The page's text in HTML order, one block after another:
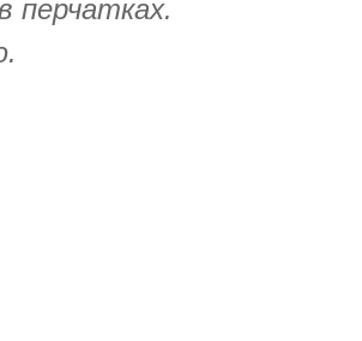
перчатках.